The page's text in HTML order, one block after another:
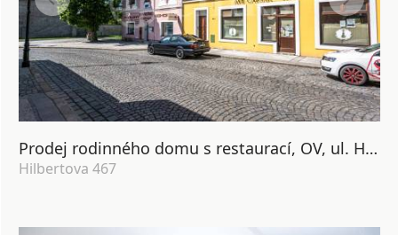
Prodej rodinného domu s restaurací, OV, ul. Hilbertova 467, Louny
Hilbertova 467